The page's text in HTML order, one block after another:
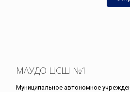
МАУДО ЦСШ №1
Муниципальное автономное